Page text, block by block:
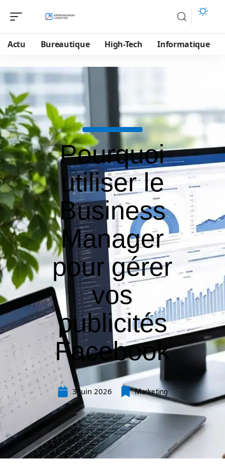
Actu Bureautique High-Tech Informatique
Pourquoi
utiliser le
Business
Manager
pour gérer
vos
publicités
Facebook
3 juin 2026 Marketing